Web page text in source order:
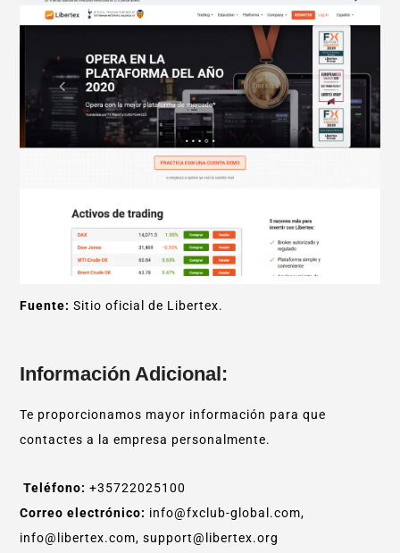
Fuente: Sitio oficial de Libertex.
Información Adicional:
Te proporcionamos mayor información para que
contactes a la empresa personalmente.
Teléfono: +35722025100
Correo electrónico: info@fxclub-global.com,
info@libertex.com, support@libertex.org